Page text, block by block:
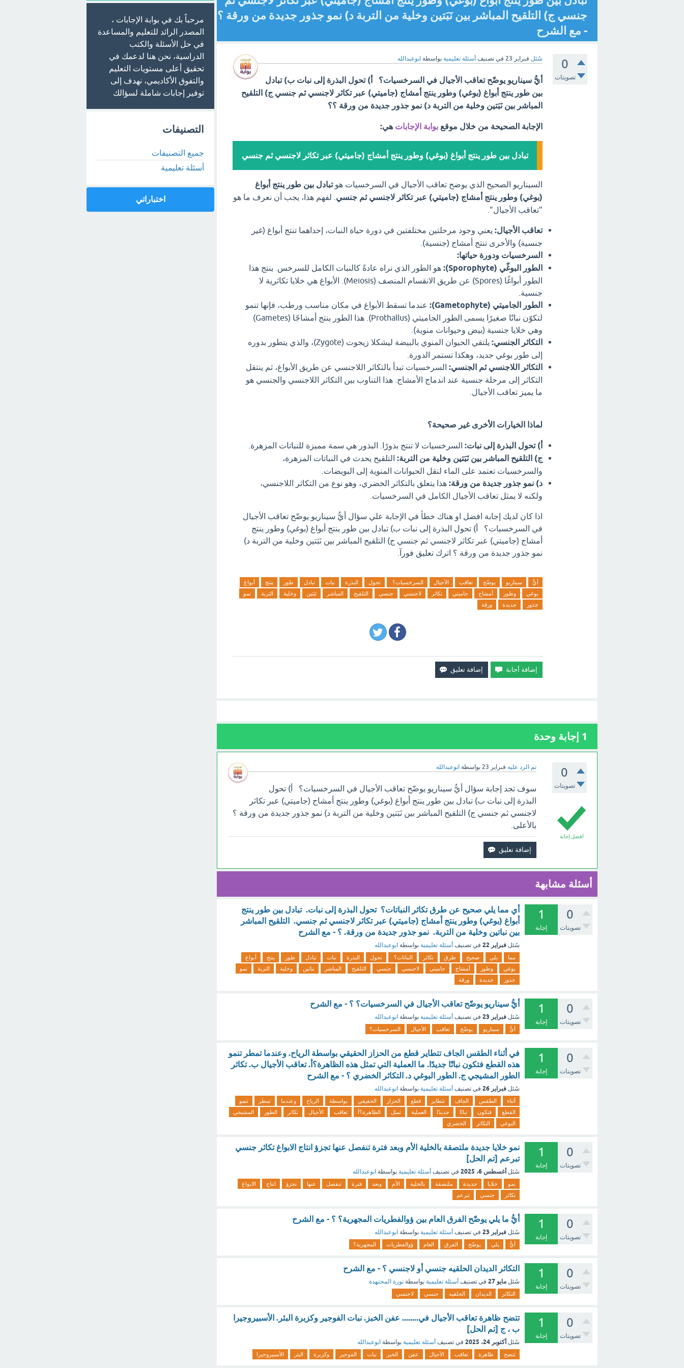
جنسي ج) التلقيح المباشر بين نَبَتين وخلية من التربة د) نمو جذور جديدة من ورقة ؟
- مع الشرح
0
تصويتات
سُئل فبراير 23 في تصنيف أسئلة تعليمية بواسطة ابوعبدالله
أيُّ سيناريو يوضّح تعاقب الأجيال في السرخسيات؟ أ) تحول البذرة إلى نبات ب) تبادل
بين طور ينتج أبواغ (بوغي) وطور ينتج أمشاج (جاميتي) عبر تكاثر لاجنسي ثم جنسي ج) التلقيح
المباشر بين نَبَتين وخلية من التربة د) نمو جذور جديدة من ورقة ؟؟
الإجابة الصحيحة من خلال موقع بوابة الإجابات هي:
تبادل بين طور ينتج أبواغ (بوغي) وطور ينتج أمشاج (جاميتي) عبر تكاثر لاجنسي ثم جنسي
السيناريو الصحيح الذي يوضح تعاقب الأجيال في السرخسيات هوتبادل بين طور ينتج أبواغ
(بوغي) وطور ينتج أمشاج (جاميتي) عبر تكاثر لاجنسي ثم جنسي . لفهم هذا، يجب أن نعرف ما هو
"تعاقب الأجيال".
تعاقب الأجيال: يعني وجود مرحلتين مختلفتين في دورة حياة النبات، إحداهما تنتج أبواغ (غير
جنسية) والأخرى تنتج أمشاج (جنسية).
السرخسيات ودورة حياتها:
الطور البوغّي (Sporophyte):
هو الطور الذي نراه عادةً كالنبات الكامل للسرخس. ينتج هذا
الطور أبواغًا (Spores) عن طريق الانقسام المنصف (Meiosis). الأبواغ هي خلايا تكاثرية لا
جنسية.
الطور الجاميتي (Gametophyte):
عندما تسقط الأبواغ في مكان مناسب ورطب، فإنها تنمو
لتكوّن نباتًا صغيرًا يسمى الطور الجاميتي (Prothallus). هذا الطور ينتج أمشاجًا (Gametes)
وهي خلايا جنسية (بيض وحيوانات منوية).
التكاثر الجنسي:
يلتقي الحيوان المنوي بالبيضة ليشكلا زيجوت (Zygote)، والذي يتطور بدوره
إلى طور بوغي جديد، وهكذا تستمر الدورة.
التكاثر اللاجنسي ثم الجنسي: السرخسيات تبدأ بالتكاثر اللاجنسي عن طريق الأبواغ، ثم ينتقل
التكاثر إلى مرحلة جنسية عند اندماج الأمشاج. هذا التناوب بين التكاثر اللاجنسي والجنسي هو
ما يميز تعاقب الأجيال.
لماذا الخيارات الأخرى غير صحيحة؟
أ) تحول البذرة إلى نبات: السرخسيات لا تنتج بذورًا. البذور هي سمة مميزة للنباتات المزهرة.
ج) التلقيح المباشر بين نَبَتين وخلية من التربة: التلقيح يحدث في النباتات المزهرة،
والسرخسيات تعتمد على الماء لنقل الحيوانات المنوية إلى البويضات.
د) نمو جذور جديدة من ورقة: هذا يتعلق بالتكاثر الخضري، وهو نوع من التكاثر اللاجنسي،
ولكنه لا يمثل تعاقب الأجيال الكامل في السرخسيات.
اذا كان لديك إجابة افضل او هناك خطأ في الإجابة علي سؤال أيُّ سيناريو يوضّح تعاقب الأجيال
في السرخسيات؟ أ) تحول البذرة إلى نبات ب) تبادل بين طور ينتج أبواغ (بوغي) وطور ينتج
أمشاج (جاميتي) عبر تكاثر لاجنسي ثم جنسي ج) التلقيح المباشر بين نَبَتين وخلية من التربة د)
نمو جذور جديدة من ورقة ؟ اترك تعليق فورآ.
أيُّ سيناريو يوضّح تعاقب الأجيال السرخسيات؟ تحول البذرة نبات تبادل طور ينتج
أبواغ
بوغي
وطور أمشاج جاميتي تكاثر لاجنسي جنسي التلقيح المباشر نَبَتين وخلية التربة
نمو
جذور
جديدة ورقة
1 إجابة وحدة
0
تصويتات
تم الرد عليه فبراير 23 بواسطة ابوعبدالله
أفضل إجابة
سوف تجد إجابة سؤال أيُّ سيناريو يوضّح تعاقب الأجيال في السرخسيات؟ أ) تحول
البذرة إلى نبات ب) تبادل بين طور ينتج أبواغ (بوغي) وطور ينتج أمشاج (جاميتي) عبر تكاثر
لاجنسي ثم جنسي ج) التلقيح المباشر بين نَبَتين وخلية من التربة د) نمو جذور جديدة من ورقة ؟
بالأعلى.
أسئلة مشابهة
0
تصويتات
1
إجابة
أي مما يلي صحيح عن طرق تكاثر النباتات؟ تحول البذرة إلى نبات. تبادل بين طور ينتج
أبواغ (بوغي) وطور ينتج أمشاج (جاميتي) عبر تكاثر لاجنسي ثم جنسي. التلقيح المباشر
بين نباتين وخلية من التربة. نمو جذور جديدة من ورقة. ؟ - مع الشرح
سُئل فبراير 22 في تصنيف أسئلة تعليمية بواسطة ابوعبدالله
مما يلي صحيح طرق تكاثر النباتات؟ تحول البذرة نبات تبادل طور ينتج
أبواغ
بوغي
وطور أمشاج جاميتي لاجنسي جنسي التلقيح المباشر نباتين وخلية التربة
نمو
جذور
جديدة ورقة
0
تصويتات
1
إجابة
أيُّ سيناريو يوضّح تعاقب الأجيال في السرخسيات؟ ؟ - مع الشرح
سُئل فبراير 23 في تصنيف أسئلة تعليمية بواسطة ابوعبدالله
أيُّ سيناريو يوضّح تعاقب الأجيال السرخسيات؟
0
تصويتات
1
إجابة
في أثناء الطقس الجاف تتطاير قطع من الحزاز الحقيقي بواسطة الرياح. وعندما تمطر تنمو
هذه القطع فتكون نباتًا جديدًا. ما العملية التي تمثل هذه الظاهرة؟أ. تعاقب الأجيال ب. تكاثر
الطور المشيجي ج. الطور البوغي د. التكاثر الخضري ؟ - مع الشرح
سُئل فبراير 26 في تصنيف أسئلة تعليمية بواسطة ابوعبدالله
أثناء الطقس الجاف تتطاير قطع الحزاز الحقيقي بواسطة الرياح وعندما تمطر
تنمو
القطع
فتكون نباتًا جديدًا العملية تمثل الظاهرة؟أ تعاقب الأجيال تكاثر الطور
المشيجي
البوغي
التكاثر الخضري
0
تصويتات
1
إجابة
نمو خلايا جديدة ملتصقة بالخلية الأم وبعد فترة تنفصل عنها تجزؤ انتاج الابواغ تكاثر جنسي
تبرعم [تم الحل]
سُئل أغسطس 6، 2025 في تصنيف أسئلة تعليمية بواسطة ابوعبدالله
نمو خلايا جديدة ملتصقة بالخلية الأم وبعد فترة تنفصل عنها تجزؤ انتاج
الابواغ
تكاثر
جنسي تبرعم
0
تصويتات
1
إجابة
أيُّ ما يلي يوضّح الفرق العام بين ؤوالفطريات المجهرية؟ ؟ - مع الشرح
سُئل فبراير 23 في تصنيف أسئلة تعليمية بواسطة ابوعبدالله
أيُّ يلي يوضّح الفرق العام ؤوالفطريات المجهرية؟
0
تصويتات
1
إجابة
التكاثر الديدان الحلقيه جنسي أو لاجنسي ؟ - مع الشرح
سُئل مايو 27 في تصنيف أسئلة تعليمية بواسطة نورة المجتهدة
التكاثر الديدان الحلقيه جنسي لاجنسي
0
تصويتات
1
إجابة
تتضح ظاهرة تعاقب الأجيال في........ عفن الخبز. نبات الفوجير وكزبرة البئر. الأسبيروجيرا
ب ، ج [تم الحل]
سُئل أكتوبر 24، 2025 في تصنيف أسئلة تعليمية بواسطة ابوعبدالله
تتضح ظاهرة تعاقب الأجيال عفن الخبز نبات الفوجير وكزبرة البئر الأسبيروجيرا
مرحباً بك في بوابة الإجابات ،
المصدر الرائد للتعليم والمساعدة
في حل الأسئلة والكتب
الدراسية، نحن هنا لدعمك في
تحقيق أعلى مستويات التعليم
والتفوق الأكاديمي، نهدف إلى
توفير إجابات شاملة لسؤالك
التصنيفات
جميع التصنيفات
أسئلة تعليمية
اختباراتي